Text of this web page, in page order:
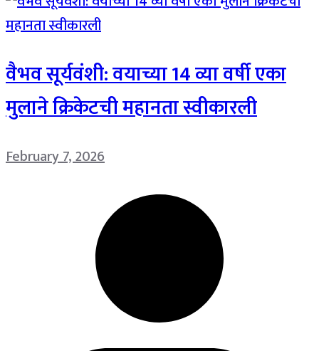
वैभव सूर्यवंशी: वयाच्या 14 व्या वर्षी एका
मुलाने क्रिकेटची महानता स्वीकारली
February 7, 2026